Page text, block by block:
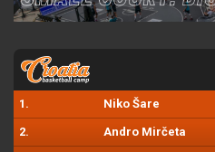
1. Niko Šare
2. Andro Mirčeta